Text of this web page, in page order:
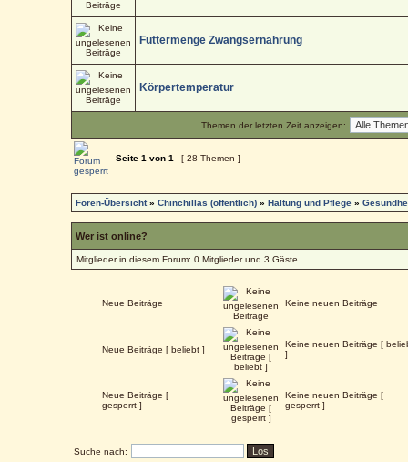
Futtermenge Zwangsernährung
Körpertemperatur
Themen der letzten Zeit anzeigen:
Seite1 von1 [ 28 Themen ]
Foren-Übersicht»Chinchillas (öffentlich) »Haltung und Pflege »
Wer ist online?
Mitglieder in diesem Forum: 0 Mitglieder und 3 Gäste
Neue Beiträge Keine neuen Beiträge
Neue Beiträge [ beliebt ]
Keine neuen Beiträge [
]
Neue Beiträge [
gesperrt ]
Keine neuen Beiträge [
gesperrt ]
Suche nach: